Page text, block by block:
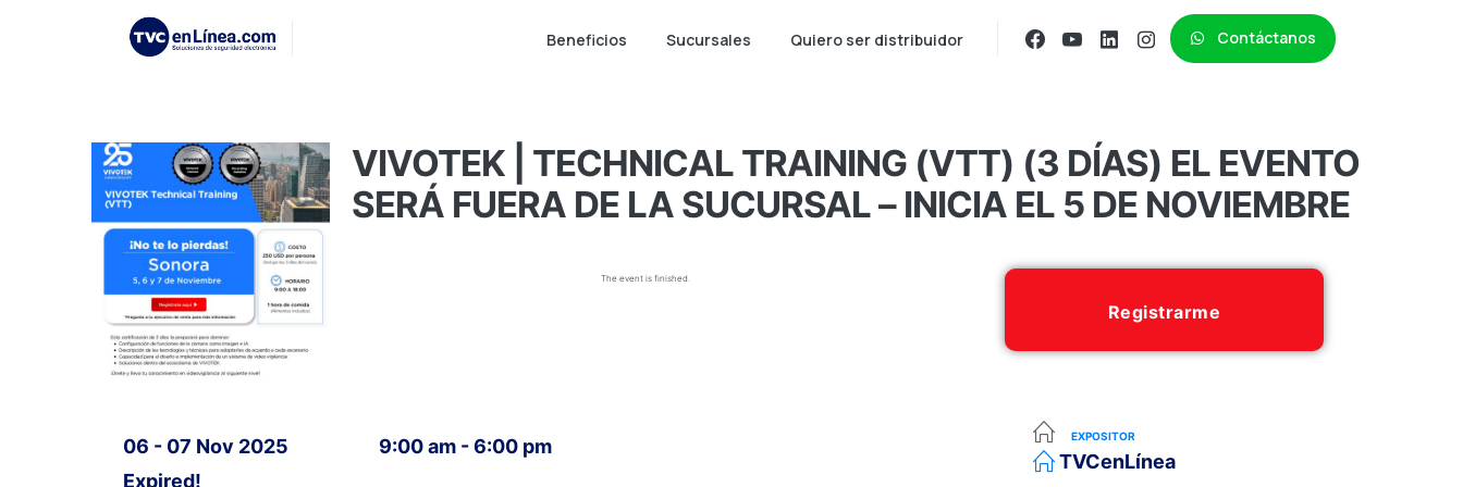
Beneficios Sucursales Quiero ser distribuidor Contáctanos
VIVOTEK | TECHNICAL TRAINING (VTT) (3 DÍAS) EL EVENTO
SERÁ FUERA DE LA SUCURSAL – INICIA EL 5 DE NOVIEMBRE
The event is finished.
Registrarme
06 - 07 Nov 2025
Expired!
9:00 am - 6:00 pm EXPOSITOR
TVCenLínea